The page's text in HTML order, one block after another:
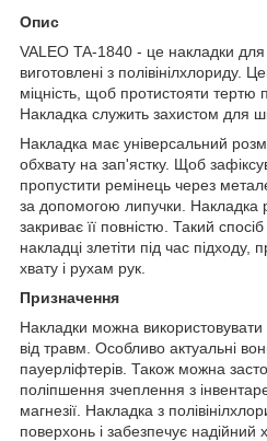
Опис
VALEO TA-1840 - це накладки для
виготовлені з полівінілхлориду.
міцність, щоб протистояти тертю
Накладка служить захистом для
Накладка має універсальний
обхвату на зап'ястку. Щоб
пропустити ремінець через
за допомогою липучки. Накладка
закриває її повністю. Такий
накладці злетіти під час
хвату і рухам рук.
Призначення
Накладки можна використовувати
від травм. Особливо актуальні
пауерліфтерів. Також можна
поліпшення зчеплення з
магнезії. Накладка з
поверхонь і забезпечує надійний